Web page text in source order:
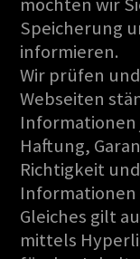
Speicherung
informieren.
Wir prüfen
Webseiten
Informationen
Haftung,
Richtigkeit
Gleiches gilt
mittels